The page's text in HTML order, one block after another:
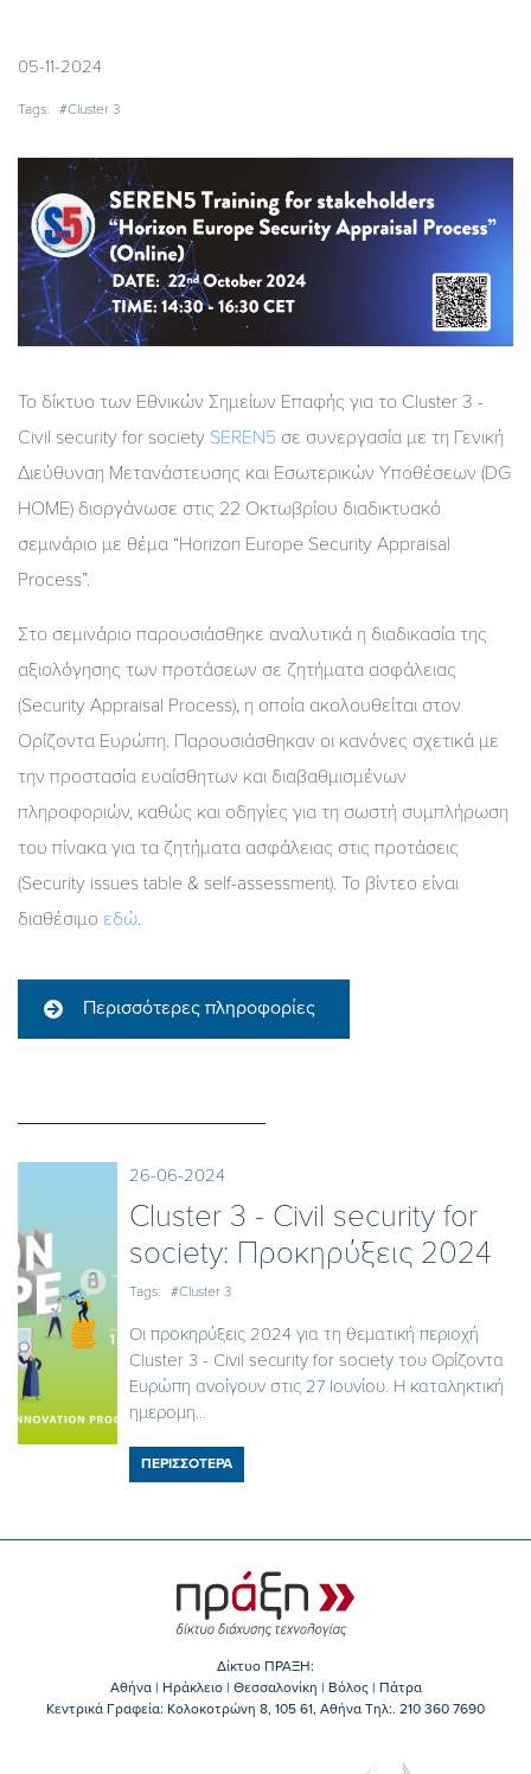
05-11-2024
Tags: #Cluster 3
Το δίκτυο των Εθνικών Σημείων Επαφής για το Cluster 3 -
Civil security for society SEREN5 σε συνεργασία με τη Γενική
Διεύθυνση Μετανάστευσης και Εσωτερικών Υποθέσεων (DG
HOME) διοργάνωσε στις 22 Οκτωβρίου διαδικτυακό
σεμινάριο με θέμα “Horizon Europe Security Appraisal
Process”.
Στο σεμινάριο παρουσιάσθηκε αναλυτικά η διαδικασία της
αξιολόγησης των προτάσεων σε ζητήματα ασφάλειας
(Security Appraisal Process), η οποία ακολουθείται στον
Ορίζοντα Ευρώπη. Παρουσιάσθηκαν οι κανόνες σχετικά με
την προστασία ευαίσθητων και διαβαθμισμένων
πληροφοριών, καθώς και οδηγίες για τη σωστή συμπλήρωση
του πίνακα για τα ζητήματα ασφάλειας στις προτάσεις
(Security issues table & self-assessment). Το βίντεο είναι
διαθέσιμο εδώ.
Περισσότερες πληροφορίες
26-06-2024
Cluster 3 - Civil security for
society: Προκηρύξεις 2024
Tags: #Cluster 3
Οι προκηρύξεις 2024 για τη θεματική περιοχή
Cluster 3 - Civil security for society του Ορίζοντα
Ευρώπη ανοίγουν στις 27 Ιουνίου. Η καταληκτική
ημερομη...
ΠΕΡΙΣΣΟΤΕΡΑ
Δίκτυο ΠΡΑΞΗ:
Αθήνα | Ηράκλειο | Θεσσαλονίκη | Βόλος | Πάτρα
Κεντρικά Γραφεία: Kολοκοτρώνη 8, 105 61, Αθήνα Τηλ:. 210 360 7690